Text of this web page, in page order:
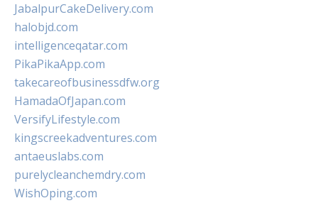
JabalpurCakeDelivery.com
halobjd.com
intelligenceqatar.com
PikaPikaApp.com
takecareofbusinessdfw.org
HamadaOfJapan.com
VersifyLifestyle.com
kingscreekadventures.com
antaeuslabs.com
purelycleanchemdry.com
WishOping.com